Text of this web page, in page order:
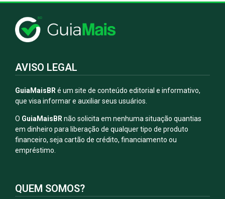
AVISO LEGAL
GuiaMaisBR é um site de conteúdo editorial e informativo,
que visa informar e auxiliar seus usuários.
O GuiaMaisBR não solicita em nenhuma situação quantias
em dinheiro para liberação de qualquer tipo de produto
financeiro, seja cartão de crédito, financiamento ou
empréstimo.
QUEM SOMOS?